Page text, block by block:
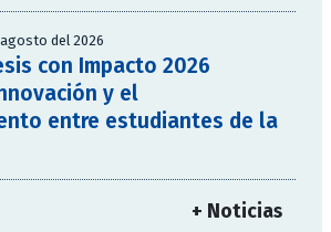
del 2026
con Impacto 2026
y el
entre estudiantes de la
+ Noticias